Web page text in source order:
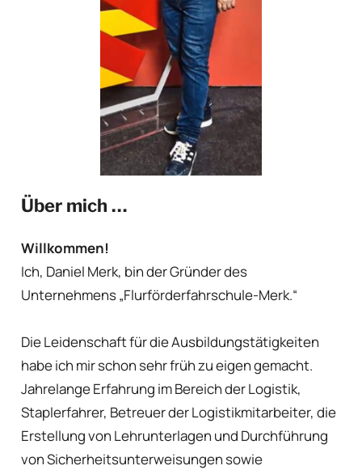
Über mich …
Willkommen!
Ich, Daniel Merk, bin der Gründer des
Unternehmens „Flurförderfahrschule-Merk.“
Die Leidenschaft für die Ausbildungstätigkeiten
habe ich mir schon sehr früh zu eigen gemacht.
Jahrelange Erfahrung im Bereich der Logistik,
Staplerfahrer, Betreuer der Logistikmitarbeiter, die
Erstellung von Lehrunterlagen und Durchführung
von Sicherheitsunterweisungen sowie